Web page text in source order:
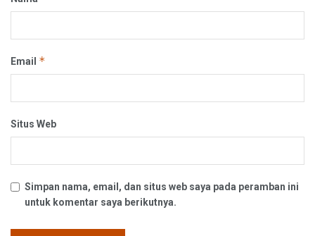
Email *
Situs Web
Simpan nama, email, dan situs web saya pada peramban ini
untuk komentar saya berikutnya.